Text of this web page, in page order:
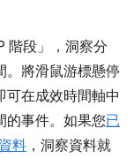
段」
，洞察分
。將滑鼠游標懸停
可在成效時間軸中
的事件。如果您已
料 ，洞察資料就